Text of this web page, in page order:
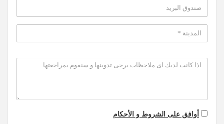
أوافق على الشروط و الأحكام